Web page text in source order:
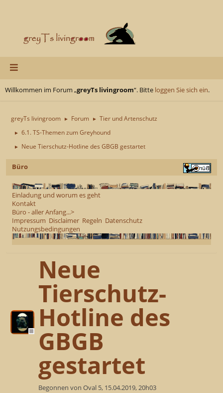
Willkommen im Forum „greyTs livingroom“. Bitte loggen Sie sich ein.
greyTs livingroom ► Forum ► Tier und Artenschutz
► 6.1. TS-Themen zum Greyhound
► Neue Tierschutz-Hotline des GBGB gestartet
Büro
Einladung und worum es geht
Kontakt
Büro - aller Anfang...>
Impressum Disclaimer Regeln Datenschutz
Nutzungsbedingungen
Neue
Tierschutz-
Hotline des
GBGB
gestartet
Begonnen von Oval 5, 15.04.2019, 20h03